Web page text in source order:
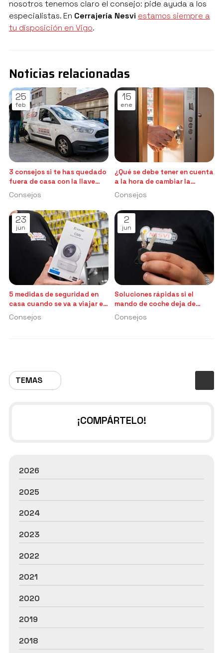
TEMAS
nosotros tenemos claro el consejo: pide ayuda a los
especialistas. En Cerrajería Nesvi estamos siempre a
tu disposición en Vigo.
Noticias relacionadas
25
feb
3 consejos si te has quedado
fuera de casa con la llave
puesta por dentro
Consejos
15
ene
¿Qué se debe tener en cuenta
a la hora de cambiar la
cerradura?
Consejos
23
jun
5 medidas de seguridad en
casa cuando se va a viajar en
verano
Consejos
2
jun
Soluciones rápidas si el
mando de coche deja de
funcionar
Consejos
¡COMPÁRTELO!
2026
2025
2024
2023
2022
2021
2020
2019
2018